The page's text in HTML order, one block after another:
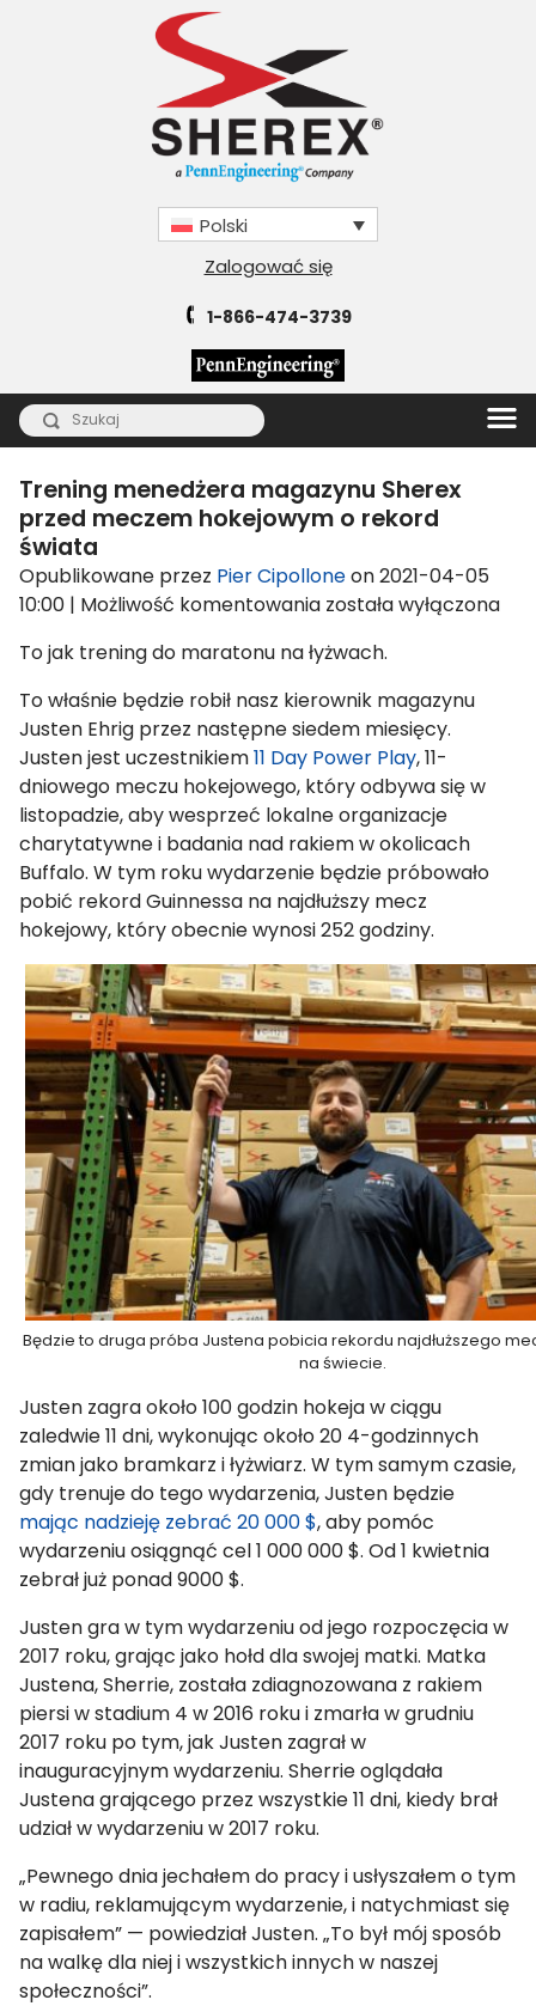
Polski
Zalogować się
1-866-474-3739
Trening menedżera magazynu Sherex
przed meczem hokejowym o rekord
świata
Opublikowane przez Pier Cipolloneon2021-04-05
10:00 | Możliwość komentowania Trening
magazynu
Sherex
przed
meczem
hokejowym
rekord
świata
została wyłączona
To jak trening do maratonu na łyżwach.
To właśnie będzie robił nasz kierownik magazynu
Justen Ehrig przez następne siedem miesięcy.
Justen jest uczestnikiem11 Day Power Play, 11-
dniowego meczu hokejowego, który odbywa się w
listopadzie, aby wesprzeć lokalne organizacje
charytatywne i badania nad rakiem w okolicach
Buffalo. W tym roku wydarzenie będzie próbowało
pobić rekord Guinnessa na najdłuższy mecz
hokejowy, który obecnie wynosi 252 godziny.
Będzie to druga próba Justena pobicia rekordu najdłuższego
na świecie.
Justen zagra około 100 godzin hokeja w ciągu
zaledwie 11 dni, wykonując około 20 4-godzinnych
zmian jako bramkarz i łyżwiarz. W tym samym czasie,
gdy trenuje do tego wydarzenia, Justen będzie
mając nadzieję zebrać 20 000 $, aby pomóc
wydarzeniu osiągnąć cel 1 000 000 $. Od 1 kwietnia
zebrał już ponad 9000 $.
Justen gra w tym wydarzeniu od jego rozpoczęcia w
2017 roku, grając jako hołd dla swojej matki. Matka
Justena, Sherrie, została zdiagnozowana z rakiem
piersi w stadium 4 w 2016 roku i zmarła w grudniu
2017 roku po tym, jak Justen zagrał w
inauguracyjnym wydarzeniu. Sherrie oglądała
Justena grającego przez wszystkie 11 dni, kiedy brał
udział w wydarzeniu w 2017 roku.
„Pewnego dnia jechałem do pracy i usłyszałem o tym
w radiu, reklamującym wydarzenie, i natychmiast się
zapisałem” — powiedział Justen. „To był mój sposób
na walkę dla niej i wszystkich innych w naszej
społeczności”.